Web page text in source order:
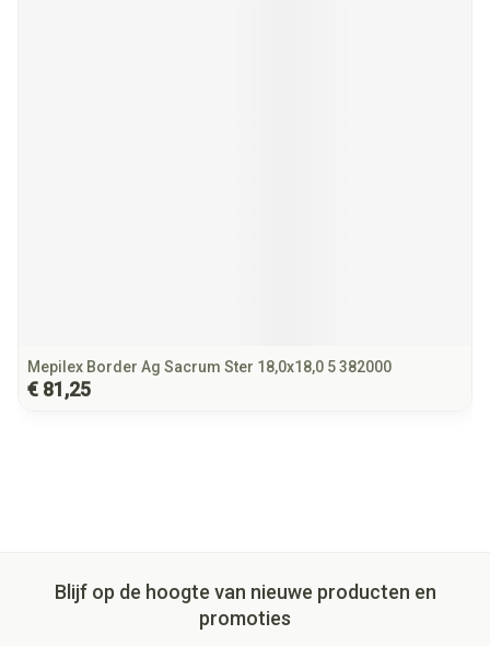
Mepilex Border Ag Sacrum Ster 18,0x18,0 5 382000
€ 81,25
Blijf op de hoogte van nieuwe producten en
promoties